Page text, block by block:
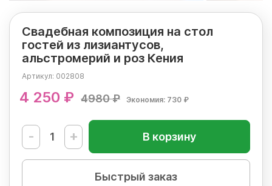
Свадебная композиция на стол
гостей из лизиантусов,
альстромерий и роз Кения
Артикул: 002808
4 250 ₽ 4980 ₽ Экономия: 730 ₽
- + В корзину
Быстрый заказ